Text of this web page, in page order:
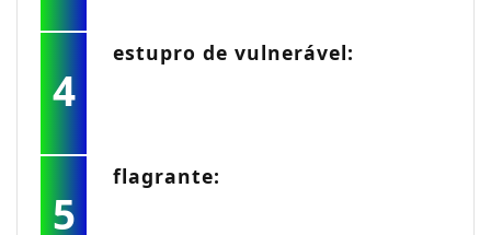
4
estupro de vulnerável:
5
flagrante: